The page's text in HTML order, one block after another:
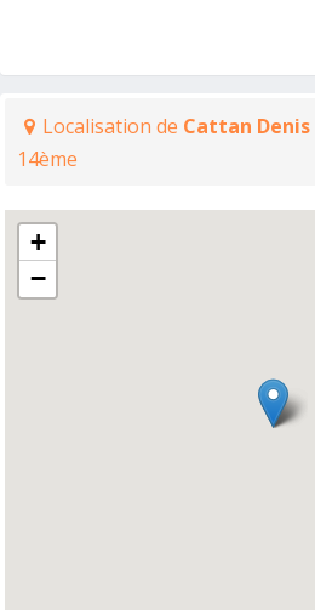
Localisation de Cattan Denis
14ème
+
−